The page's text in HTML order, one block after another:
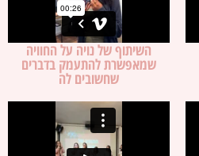
השיתוף של נויה על החוויה
שמאפשרת להתעמק בדברים
שחשובים לה